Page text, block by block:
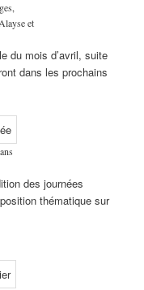
et
du mois d’avril, suite
dans les prochains
des journées
thématique sur